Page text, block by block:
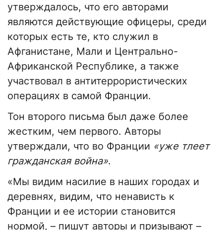
утверждалось, что его авторами
являются действующие офицеры, среди
которых есть те, кто служил в
Афганистане, Мали и Центрально-
Африканской Республике, а также
участвовал в антитеррористических
операциях в самой Франции.
Тон второго письма был даже более
жестким, чем первого. Авторы
утверждали, что во Франции «уже тлеет
гражданская война».
«Мы видим насилие в наших городах и
деревнях, видим, что ненависть к
Франции и ее истории становится
нормой, – пишут авторы и призывают –